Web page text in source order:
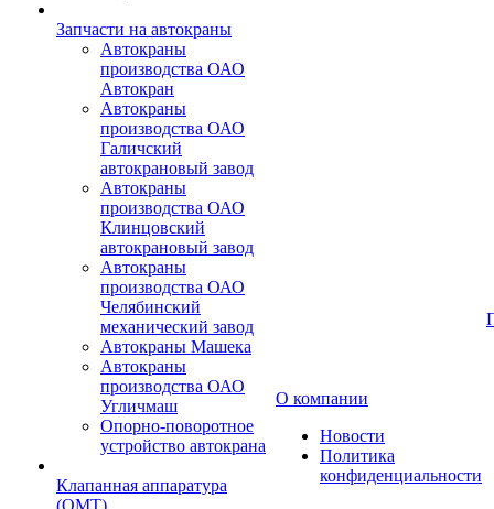
Запчасти на автокраны
Автокраны
производства ОАО
Автокран
Автокраны
производства ОАО
Галичский
автокрановый завод
Автокраны
производства ОАО
Клинцовский
автокрановый завод
Автокраны
производства ОАО
Челябинский
механический завод
Автокраны Машека
Автокраны
производства ОАО
Угличмаш
Опорно-поворотное
устройство автокрана
Клапанная аппаратура
(OMT)
О компании
Новости
Политика
конфиденциальности